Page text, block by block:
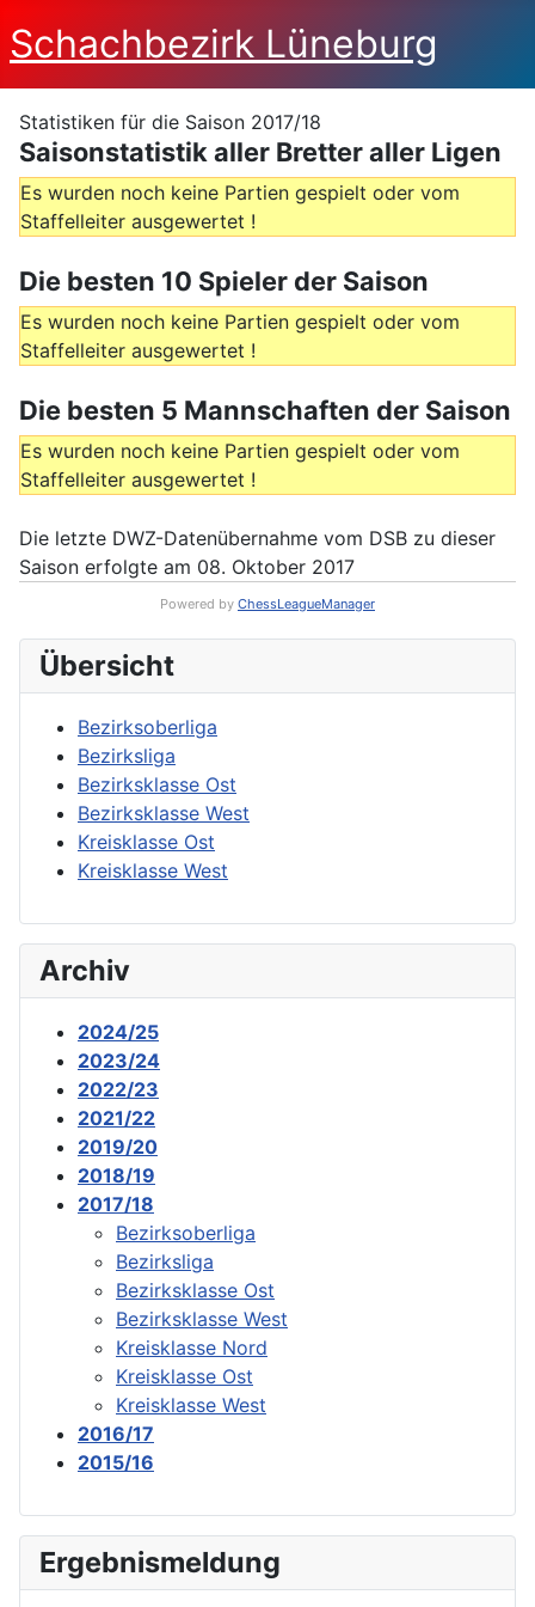
Schachbezirk Lüneburg
Übersicht
Bezirksoberliga
Bezirksliga
Bezirksklasse Ost
Bezirksklasse West
Kreisklasse Ost
Kreisklasse West
Archiv
2024/25
2023/24
2022/23
2021/22
2019/20
2018/19
2017/18
Bezirksoberliga
Bezirksliga
Bezirksklasse Ost
Bezirksklasse West
Kreisklasse Nord
Kreisklasse Ost
Kreisklasse West
2016/17
2015/16
Ergebnismeldung
Statistiken für die Saison 2017/18
Saisonstatistik aller Bretter aller Ligen
Es wurden noch keine Partien gespielt oder vom
Staffelleiter ausgewertet !
Die besten 10 Spieler der Saison
Es wurden noch keine Partien gespielt oder vom
Staffelleiter ausgewertet !
Die besten 5 Mannschaften der Saison
Es wurden noch keine Partien gespielt oder vom
Staffelleiter ausgewertet !
Die letzte DWZ-Datenübernahme vom DSB zu dieser
Saison erfolgte am 08. Oktober 2017
Powered by ChessLeagueManager